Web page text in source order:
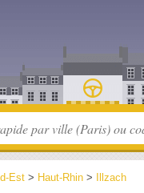
Est > Haut-Rhin > Illzach